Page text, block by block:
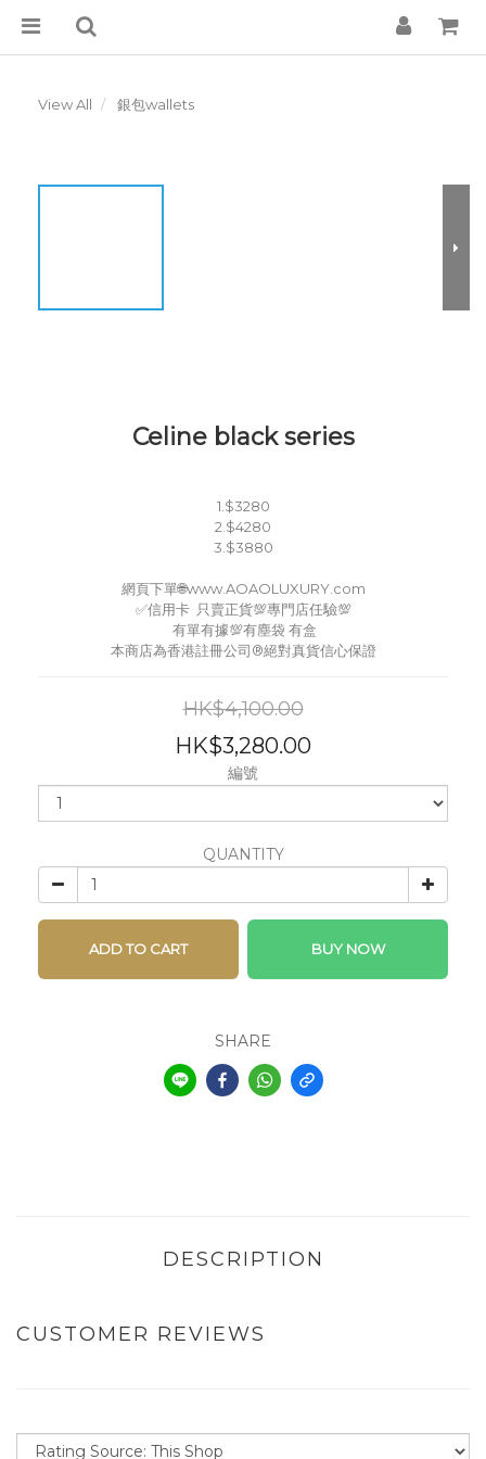
View All 銀包wallets
Celine black series
1.$3280
2.$4280
3.$3880
網頁下單🌐www.AOAOLUXURY.com
✅信用卡  只賣正貨💯專門店任驗💯
有單有據💯有塵袋 有盒
本商店為香港註冊公司®️絕對真貨信心保證
HK$4,100.00
HK$3,280.00
編號
QUANTITY
ADD TO CART BUY NOW
SHARE
DESCRIPTION
CUSTOMER REVIEWS